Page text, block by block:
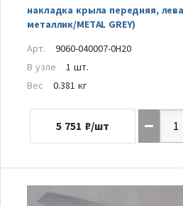
накладка крыла передняя,
металлик/METAL GREY)
Арт.
9060-040007-0H20
В узле
1 шт.
Вес
0.381 кг
5 751 ₽/шт